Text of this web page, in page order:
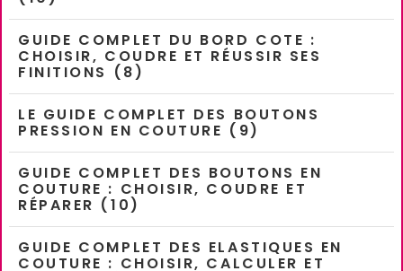
GUIDE COMPLET DU BORD COTE :
CHOISIR, COUDRE ET RÉUSSIR SES
FINITIONS (8)
LE GUIDE COMPLET DES BOUTONS
PRESSION EN COUTURE (9)
GUIDE COMPLET DES BOUTONS EN
COUTURE : CHOISIR, COUDRE ET
RÉPARER (10)
GUIDE COMPLET DES ELASTIQUES EN
COUTURE : CHOISIR, CALCULER ET